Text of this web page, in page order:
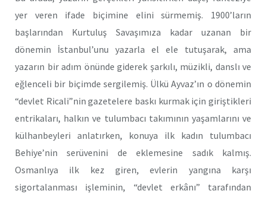
yer veren ifade biçimine elini sürmemiş. 1900’ların
başlarından Kurtuluş Savaşımıza kadar uzanan bir
dönemin İstanbul’unu yazarla el ele tutuşarak, ama
yazarın bir adım önünde giderek şarkılı, müzikli, danslı ve
eğlenceli bir biçimde sergilemiş. Ülkü Ayvaz’ın o dönemin
“devlet Ricali”nin gazetelere baskı kurmak için giriştikleri
entrikaları, halkın ve tulumbacı takımının yaşamlarını ve
külhanbeyleri anlatırken, konuya ilk kadın tulumbacı
Behiye’nin serüvenini de eklemesine sadık kalmış.
Osmanlıya ilk kez giren, evlerin yangına karşı
sigortalanması işleminin, “devlet erkânı” tarafından